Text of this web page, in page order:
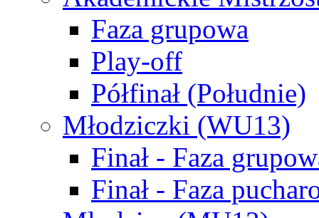
Faza grupowa
Play-off
Półfinał (Południe)
Młodziczki (WU13)
Finał - Faza
Finał - Faza